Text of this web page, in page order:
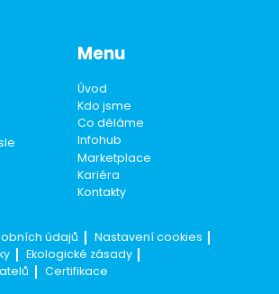
Menu
Úvod
Kdo jsme
Co děláme
Infohub
Marketplace
Kariéra
Kontakty
údajů
Nastavení cookies
Ekologické zásady
Certifikace